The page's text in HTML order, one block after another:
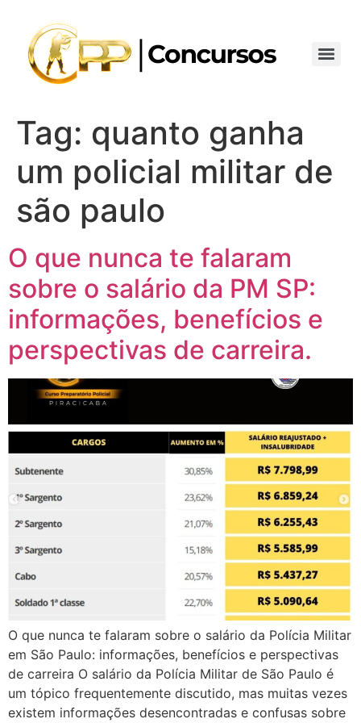
Tag: quanto ganha
um policial militar de
são paulo
O que nunca te falaram
sobre o salário da PM SP:
informações, benefícios e
perspectivas de carreira.
O que nunca te falaram sobre o salário da Polícia Militar
em São Paulo: informações, benefícios e perspectivas
de carreira O salário da Polícia Militar de São Paulo é
um tópico frequentemente discutido, mas muitas vezes
existem informações desencontradas e confusas sobre